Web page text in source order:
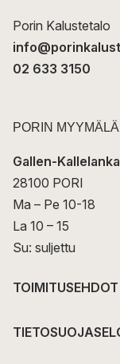
Porin Kalustetalo
02 633 3150
PORIN MYYMÄLÄ
Gallen-
28100 PORI
Ma – Pe 10-18
La 10 – 15
Su: suljettu
TOIMITUSEHDOT